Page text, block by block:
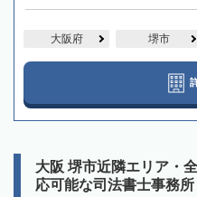
大阪府 堺市
大阪 堺市近隣エリア・
応可能な司法書士事務所